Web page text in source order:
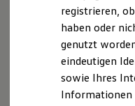
XTL-
Ersatzteile
Original
myVolkswagen
myVolkswagen
Vielseitig wie
mit neuer Front,
Assistenzsystemen
Neuen Multivan
registrieren,
haben oder
genutzt
eindeutigen
sowie Ihres
Informationen